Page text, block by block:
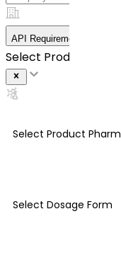
API Requirement Details
Select Product *
Select Product
Select Dosage Form